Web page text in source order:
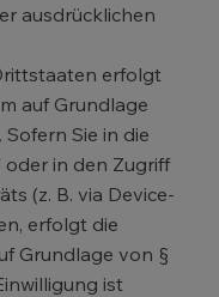
ausdrücklichen
erfolgt
auf Grundlage
Sie in die
in den Zugriff
(z. B. via Device-
erfolgt die
Grundlage von §
ist